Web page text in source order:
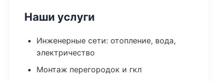
Наши услуги
Инженерные сети: отопление, вода,
электричество
Монтаж перегородок и гкл